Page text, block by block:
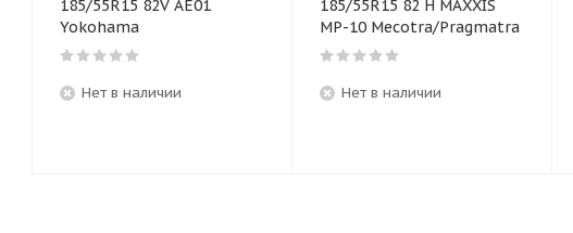
185/55R15 82V AE01
Yokohama
Нет в наличии
185/55R15 82 H MAXXIS
MP-10 Mecotra/Pragmatra
Нет в наличии